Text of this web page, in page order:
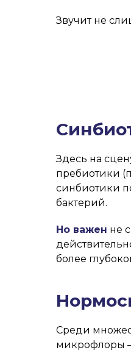
Звучит не
Здесь на
пребиотики
синбиотики
бактерий.
Но важен не
более
Среди
микрофлоры